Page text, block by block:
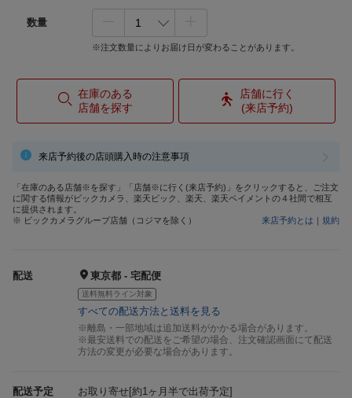
数量
※注文数量によりお届け日が変わることがあります。
在庫のある
店舗を探す
店舗に行く
(来店予約)
来店予約後の店頭購入時の注意事項
「在庫のある店舗※を探す」「店舗※に行く(来店予約)」をクリックすると、ご注文
に関する情報がビックカメラ、楽天ビック、楽天、楽天ペイメントの４社間で相互
に提供されます。
※ ビックカメラグループ店舗（コジマを除く）
来店予約とは ｜ 規約
配送 東京都 - 宅配便
送料無料ライン対象
すべての配送方法と送料を見る
※離島・一部地域は追加送料がかかる場合があります。
※最安送料での配送をご希望の場合、注文確認画面にて配送
方法の変更が必要な場合があります。
配送予定 お取り寄せ[約1ヶ月半で出荷予定]